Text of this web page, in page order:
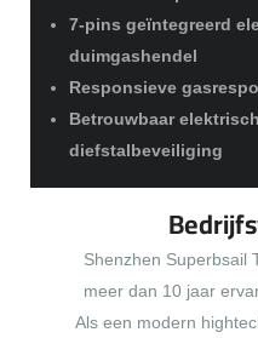
7-pins geïntegreerd
duimgashendel
Responsieve
Betrouwbaar
diefstalbeveiliging
Shenzhen Superbsail
meer dan 10 jaar
Als een modern